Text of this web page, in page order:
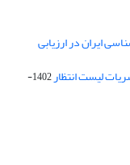
ایران در ارزیابی
لیست انتظار
1402-